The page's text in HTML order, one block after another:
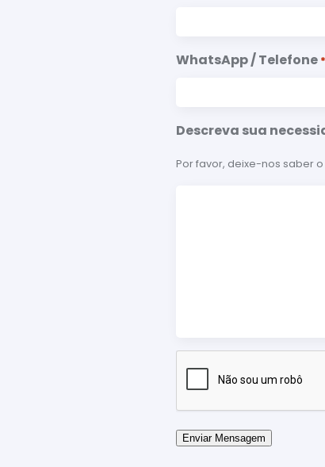
WhatsApp / Telefone *
Descreva sua
Por favor, deixe-nos saber